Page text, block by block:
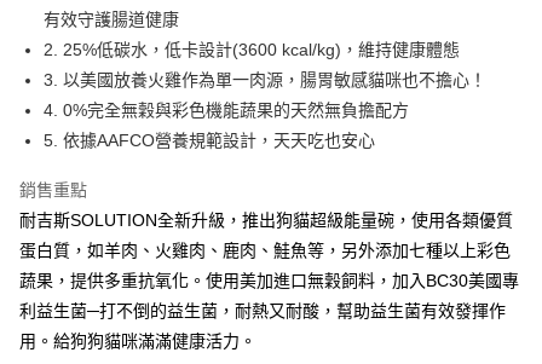
2.付款方式選擇「大哥付你分期」，訂單成立後會自動跳轉到大哥付的交易
成交易。
3.實際核准額度、可分期數及費用金額請依後續交易確認頁面所載為準。
4.訂單成立30分鐘內，如未前往確認交易或遇審核未通過，訂單將自動取
消。如遇「轉專審核」未通過狀況，表示未達大哥付你分期系統評分，恕無
法說明評估內容。
1.分期款項不併入電信帳單，「大哥付你分期」於每月結算日後寄送繳費提
醒簡訊。
2.透過簡訊連結打開帳單後，可選擇「超商條碼／台灣大直營門市／銀行轉
帳／街口支付／iPASS MONEY」等通路繳費。
1.本服務係由「台灣大哥大股份有限公司」（以下簡稱本公司）所提供，讓
用戶於交易時，得透過本服務購買商品或服務，並由商店將買賣／分期付款
相關說明
【關於「AFTEE先享後付」】
便利好安心！
１．簡單：不需註冊會員、不需綁卡、不需儲值。
２．便利：只要手機號碼，簡訊認證，即可結帳。
３．安心：先確認商品／服務後，再付款。
【「AFTEE先享後付」結帳流程】
１．於結帳方式選擇「AFTEE先享後付」後，將跳轉至「AFTEE先享後付」
結帳頁面，進行簡訊認證並確認金額後，即可完成結帳。
２．訂單成立數日內，您將收到繳費通知簡訊。
３．收到繳費通知簡訊後14天內，點擊此簡訊中的連結，可透過四大超商／
ATM／網路銀行／等多元方式進行付款，方視為交易完成。
購買商品的店家。未經商家同意取消之訂單仍視為有效，需透過AFTEE先享
ATM付款
貨到付款
每筆NT$65，滿NT$1,000(含以上)免運費
付款後全家取貨
每筆NT$65，滿NT$1,000(含以上)免運費
有效守護腸道健康
2. 25%低碳水，低卡設計(3600 kcal/kg)，維持健康體態
3. 以美國放養火雞作為單一肉源，腸胃敏感貓咪也不擔心！
4. 0%完全無穀與彩色機能蔬果的天然無負擔配方
5. 依據AAFCO營養規範設計，天天吃也安心
銷售重點
耐吉斯SOLUTION全新升級，推出狗貓超級能量碗，使用各類優質
蛋白質，如羊肉、火雞肉、鹿肉、鮭魚等，另外添加七種以上彩色
蔬果，提供多重抗氧化。使用美加進口無穀飼料，加入BC30美國專
利益生菌─打不倒的益生菌，耐熱又耐酸，幫助益生菌有效發揮作
用。給狗狗貓咪滿滿健康活力。